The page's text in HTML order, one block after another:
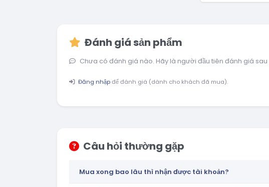
Đánh giá sản phẩm
Chưa có đánh giá nào. Hãy là người đầu tiên đánh giá sau
Đăng nhậpđể đánh giá (dành cho khách đã mua).
Câu hỏi thường gặp
Mua xong bao lâu thì nhận được tài khoản?